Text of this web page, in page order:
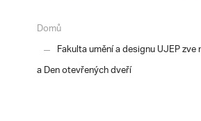
Domů
Fakulta umění a designu UJEP
a Den otevřených dveří